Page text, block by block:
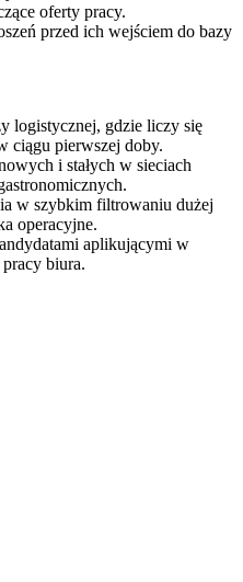
oferty pracy.
przed ich wejściem do bazy
logistycznej, gdzie liczy się
ciągu pierwszej doby.
i stałych w sieciach
w szybkim filtrowaniu dużej
operacyjne.
aplikującymi w
biura.